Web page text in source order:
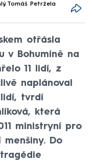
, Tomáš Petržela
otřásla
v Bohumíně na
11 lidí, z
naplánoval
tvrdí
která
ministryní pro
Do